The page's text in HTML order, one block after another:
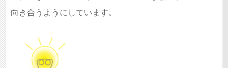
向き合うようにしています。